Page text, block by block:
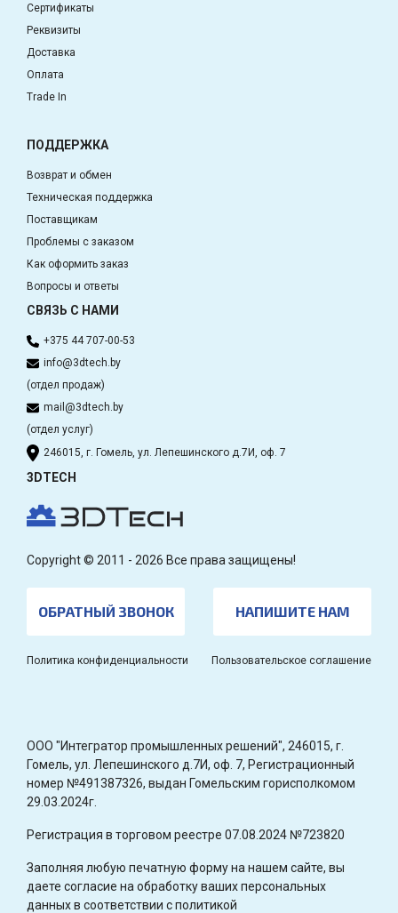
Сертификаты
Реквизиты
Доставка
Оплата
Trade In
ПОДДЕРЖКА
Возврат и обмен
Техническая поддержка
Поставщикам
Проблемы с заказом
Как оформить заказ
Вопросы и ответы
СВЯЗЬ С НАМИ
+375 44 707-00-53
info@3dtech.by
(отдел продаж)
mail@3dtech.by
(отдел услуг)
246015, г. Гомель, ул. Лепешинского д.7И, оф. 7
3DTECH
Copyright © 2011 - 2026 Все права защищены!
ОБРАТНЫЙ ЗВОНОК НАПИШИТЕ НАМ
Политика конфиденциальности Пользовательское соглашение
OOO "Интегратор промышленных решений", 246015, г.
Гомель, ул. Лепешинского д.7И, оф. 7, Регистрационный
номер №491387326, выдан Гомельским горисполкомом
29.03.2024г.
Регистрация в торговом реестре 07.08.2024 №723820
Заполняя любую печатную форму на нашем сайте, вы
даете согласие на обработку ваших персональных
данных в соответствии с политикой